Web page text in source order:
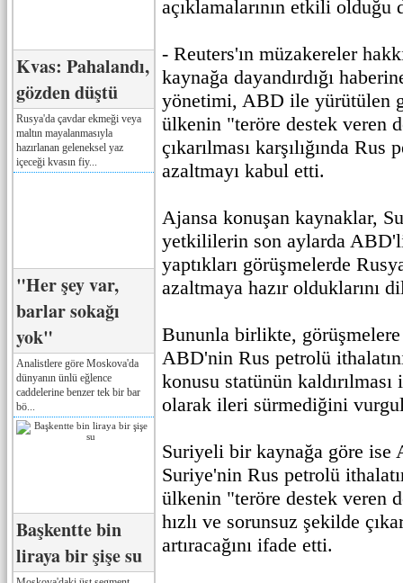
Kvas: Pahalandı,
gözden düştü
Rusya'da çavdar ekmeği veya
maltın mayalanmasıyla
hazırlanan geleneksel yaz
içeceği kvasın fiy...
"Her şey var,
barlar sokağı
yok"
Analistlere göre Moskova'da
dünyanın ünlü eğlence
caddelerine benzer tek bir bar
bö...
Başkentte bin
liraya bir şişe su
açıklamalarının etkili
- Reuters'ın müzakereler
kaynağa dayandırdığı
yönetimi, ABD ile yürütülen
ülkenin "teröre destek veren
çıkarılması karşılığında Rus
azaltmayı kabul etti.
Ajansa konuşan kaynaklar,
yetkililerin son aylarda
yaptıkları görüşmelerde
azaltmaya hazır olduklarını
Bununla birlikte,
ABD'nin Rus petrolü
konusu statünün
olarak ileri sürmediğini
Suriyeli bir kaynağa göre ise
Suriye'nin Rus petrolü
ülkenin "teröre destek veren
hızlı ve sorunsuz şekilde
artıracağını ifade etti.